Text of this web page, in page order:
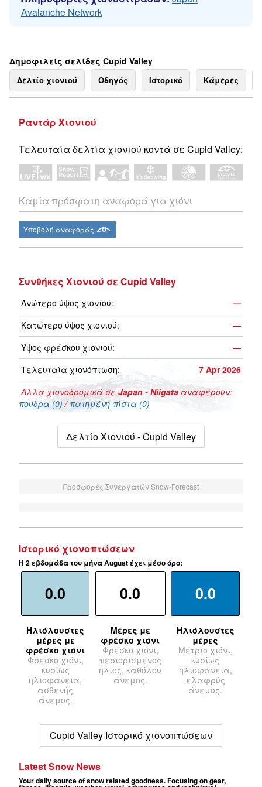
Avalanche Network
Δημοφιλείς σελίδες Cupid Valley
Δελτίο χιονιού Οδηγός Ιστορικό Κάμερες
Ραντάρ Χιονιού
Τελευταία δελτία χιονιού κοντά σε Cupid Valley:
Καμία πρόσφατη αναφορά για χιόνι
Υποβολή αναφοράς
Συνθήκες Χιονιού σε Cupid Valley
Ανώτερο ύψος χιονιού:
—
Κατώτερο ύψος χιονιού:
—
Ύψος φρέσκου χιονιού:
—
Τελευταία χιονόπτωση:
7 Apr 2026
Αλλα χιονοδρομικά σεJapan - Niigata αναφέρουν:
πούδρα (0) /πατημένη πίστα (0)
Δελτίο Χιονιού - Cupid Valley
Προσφορές Συνεργατών Snow-Forecast
Ιστορικό χιονοπτώσεων
Η 2 εβδομάδα του μήνα August έχει μέσο όρο:
0.0
Ηλιόλουστες
μέρες με
φρέσκο χιόνι
Φρέσκο χιόνι,
κυρίως
ηλιοφάνεια,
ασθενής
άνεμος.
0.0
Μέρες με
φρέσκο χιόνι
Φρέσκο χιόνι,
περιορισμένος
ήλιος, καθόλου
άνεμος.
0.0
Ηλιόλουστες
μέρες
Μέτριο χιόνι,
κυρίως
ηλιοφάνεια,
ελαφρύς
άνεμος.
Cupid Valley Ιστορικό χιονοπτώσεων